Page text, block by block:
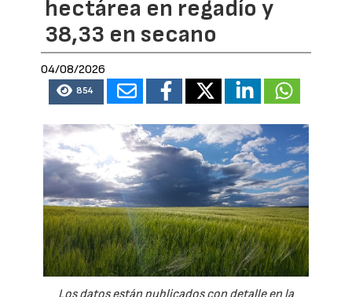
hectárea en regadío y
38,33 en secano
04/08/2026
854
Los datos están publicados con detalle en la